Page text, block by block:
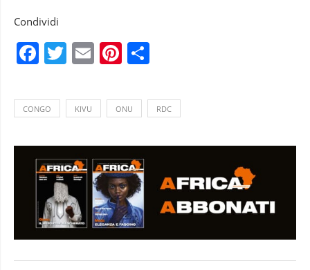
Condividi
Facebook
Twitter
EmailPinterest
CONGO KIVU ONU RDC